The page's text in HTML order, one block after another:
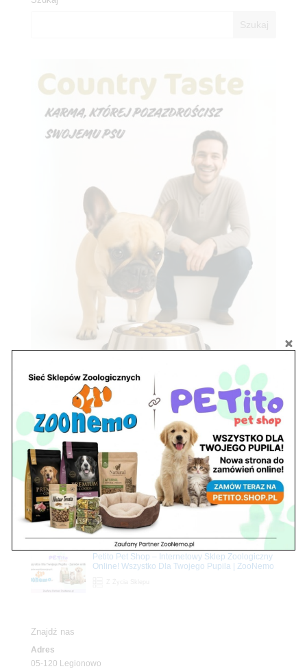
Zobacz również
Ryby akwariowe Legionowo i Nowy Dwór
Mazowiecki – Sklep ZooNemo
Z Życia Sklepu
Stwórz podwodne arcydzieło: Najpiękniejsze
rośliny akwariowe w ZooNemo – Legionowo i
Nowy Dwór Mazowiecki
Upały wracają! Zadbaj o komfort swojego pupila
z matami chłodzącymi ZooNemo
Petito Pet Shop – Internetowy Sklep Zoologiczny
Online! Wszystko Dla Twojego Pupila | ZooNemo
Znajdź nas
Adres
05-120 Legionowo